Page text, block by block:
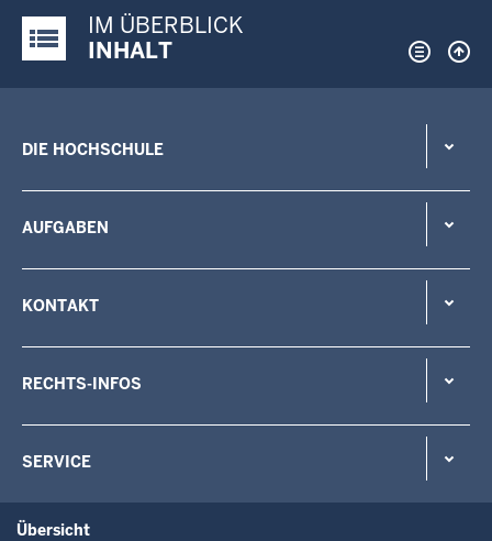
Justiz-Portal im Überblick:
IM ÜBERBLICK
INHALT
DIE HOCHSCHULE
AUFGABEN
KONTAKT
RECHTS-INFOS
SERVICE
Übersicht